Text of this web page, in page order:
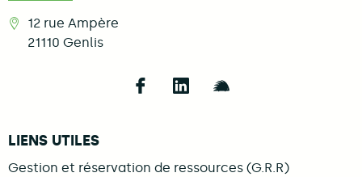
12 rue Ampère
21110 Genlis
Follow us on Facebook
Follow us on LinkedIn
Follow us on
LIENS UTILES
Gestion et réservation de ressources (G.R.R)